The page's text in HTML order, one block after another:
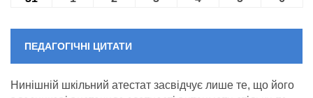
ПЕДАГОГІЧНІ ЦИТАТИ
Нинішній шкільний атестат засвідчує лише те, що його